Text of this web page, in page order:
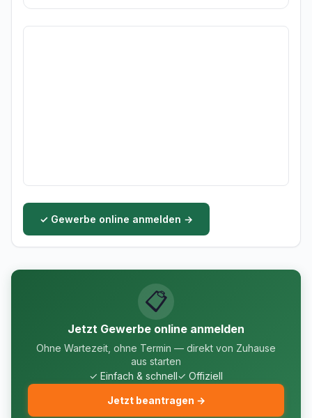
✓ Gewerbe online anmelden →
📋
Jetzt Gewerbe online anmelden
Ohne Wartezeit, ohne Termin — direkt von Zuhause
aus starten
✓ Einfach & schnell✓ Offiziell
Jetzt beantragen →